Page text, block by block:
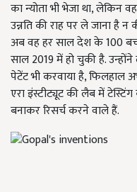
का न्योता भी भेजा था, लेकिन
उन्नति की राह पर ले जाना है
अब वह हर साल देश के 100
साल 2019 में हो चुकी है.
पेटेंट भी करवाया है, फिलहाल
एरा इंस्टीट्यूट की लैब में
बनाकर रिसर्च करने वाले हैं.